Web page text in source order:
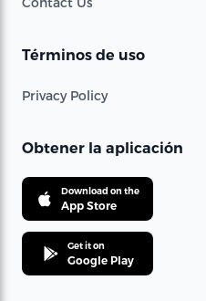
Términos de uso
Privacy Policy
Obtener la aplicación
Download on the
App Store
Get it on
Google Play